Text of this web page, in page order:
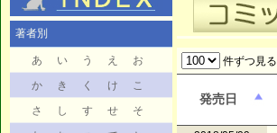
著者別
あ い う え
お
か
き く け
こ
さ
し す せ
そ
件ずつ見る
発売日